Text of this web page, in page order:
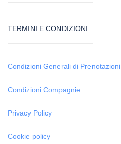
TERMINI E CONDIZIONI
Condizioni Generali di Prenotazioni
Condizioni Compagnie
Privacy Policy
Cookie policy